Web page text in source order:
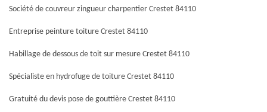
Société de couvreur zingueur charpentier Crestet 84110
Entreprise peinture toiture Crestet 84110
Habillage de dessous de toit sur mesure Crestet 84110
Spécialiste en hydrofuge de toiture Crestet 84110
Gratuité du devis pose de gouttière Crestet 84110